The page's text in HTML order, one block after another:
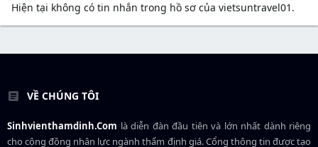
Hiện tại không có tin nhắn trong hồ sơ của vietsuntravel01.
VỀ CHÚNG TÔI
Sinhvienthamdinh.Com là diễn đàn đầu tiên và lớn nhất dành riêng
cho cộng đồng nhân lực ngànhthẩm định giá. Cổng thông tin được tạo